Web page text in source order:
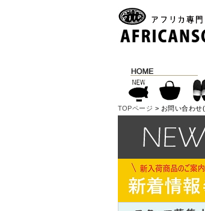
TOPページ > お問い合わせ